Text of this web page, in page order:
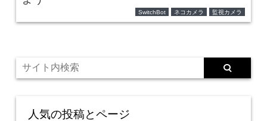
SwitchBot ネコカメラ 監視カメラ
人気の投稿とページ